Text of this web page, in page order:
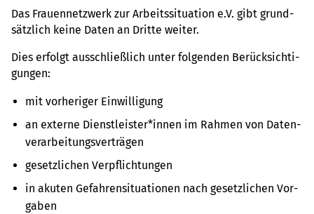
Das Frau­en­netz­werk zur Arbeits­si­tua­tion e.V. gibt grund­
sätz­lich keine Daten an Dritte weiter.
Dies erfolgt aus­schlie­ß­lich unter fol­gen­den Berück­sich­ti­
gun­gen:
mit vor­he­ri­ger Ein­wil­li­gung
an externe Dienst­leis­ter*innen im Rahmen von Daten­
ver­ar­bei­tungs­ver­trä­gen
gesetz­li­chen Ver­pflich­tun­gen
in akuten Gefah­ren­si­tua­tio­nen nach gesetz­li­chen Vor­
ga­ben